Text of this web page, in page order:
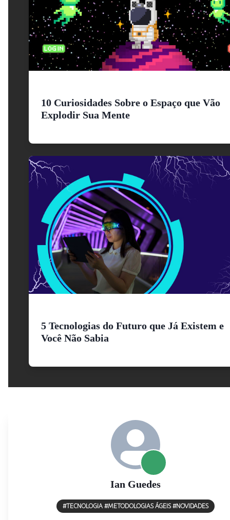
10 Curiosidades Sobre o Espaço que Vão
Explodir Sua Mente
5 Tecnologias do Futuro que Já Existem e
Você Não Sabia
Ian Guedes
#TECNOLOGIA #METODOLOGIAS ÁGEIS #NOVIDADES